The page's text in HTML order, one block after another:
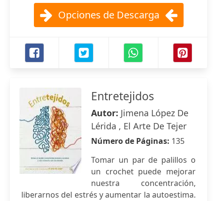
Opciones de Descarga
Entretejidos
Autor: Jimena López De
Lérida , El Arte De Tejer
Número de Páginas: 135
Tomar un par de palillos o
un crochet puede mejorar
nuestra concentración,
liberarnos del estrés y aumentar la autoestima.